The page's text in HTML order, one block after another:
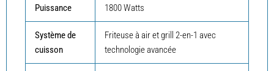
Puissance 1800 Watts
Système de
cuisson
Friteuse à air et grill 2-en-1 avec
technologie avancée